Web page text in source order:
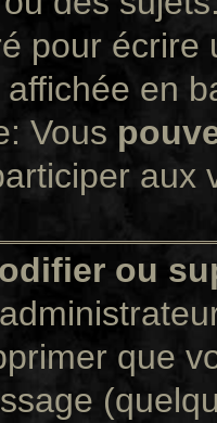
pour
en
Vous
aux
ou
que